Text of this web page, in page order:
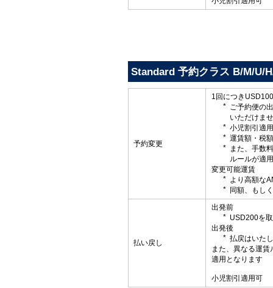
Standard 予約クラス B/M/U/
予約変更
1回につき
ご予約便の
いただけま
小児割引適
運賃額・税
また、手数
ルールが適
変更可能運賃
より高額な
同額、もし
払い戻し
出発前
USD200を
出発後
払戻はいた
また、異なる運
適用となります
小児割引適用可